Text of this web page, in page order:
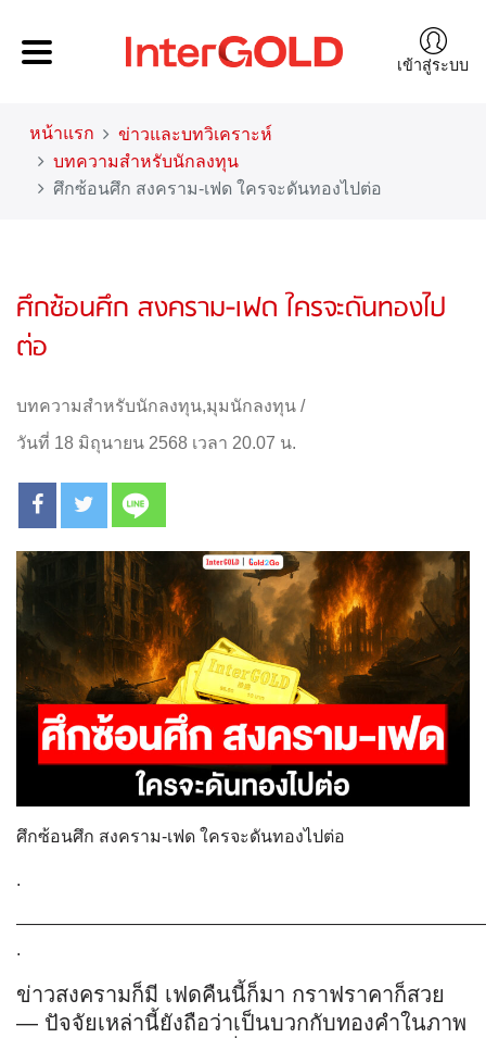
เข้าสู่ระบบ
หน้าแรก
ข่าวและบทวิเคราะห์
บทความสำหรับนักลงทุน
ศึกซ้อนศึก สงคราม-เฟด ใครจะดันทองไปต่อ
ศึกซ้อนศึก สงคราม-เฟด ใครจะดันทองไป
ต่อ
บทความสำหรับนักลงทุน,มุมนักลงทุน /
วันที่ 18 มิถุนายน 2568 เวลา 20.07 น.
ศึกซ้อนศึก สงคราม-เฟด ใครจะดันทองไปต่อ
.
.
ข่าวสงครามก็มี เฟดคืนนี้ก็มา กราฟราคาก็สวย
— ปัจจัยเหล่านี้ยังถือว่าเป็นบวกกับทองคำในภาพ